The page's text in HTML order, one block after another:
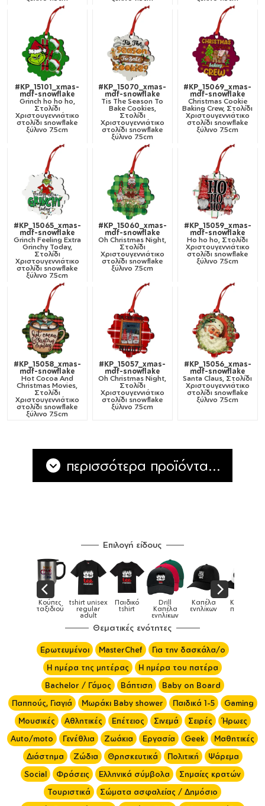
#KP_15101_xmas-
mdf-snowflake
Grinch ho ho ho,
Στολίδι
Χριστουγεννιάτικο
στολίδι snowflake
ξύλινο 7.5cm
#KP_15070_xmas-
mdf-snowflake
Tis The Season To
Bake Cookies,
Στολίδι
Χριστουγεννιάτικο
στολίδι snowflake
ξύλινο 7.5cm
#KP_15069_xmas-
mdf-snowflake
Christmas Cookie
Baking Crew, Στολίδι
Χριστουγεννιάτικο
στολίδι snowflake
ξύλινο 7.5cm
#KP_15065_xmas-
mdf-snowflake
Grinch Feeling Extra
Grinchy Today,
Στολίδι
Χριστουγεννιάτικο
στολίδι snowflake
ξύλινο 7.5cm
#KP_15060_xmas-
mdf-snowflake
Oh Christmas Night,
Στολίδι
Χριστουγεννιάτικο
στολίδι snowflake
ξύλινο 7.5cm
#KP_15059_xmas-
mdf-snowflake
Ho ho ho, Στολίδι
Χριστουγεννιάτικο
στολίδι snowflake
ξύλινο 7.5cm
#KP_15058_xmas-
mdf-snowflake
Hot Cocoa And
Christmas Movies,
Στολίδι
Χριστουγεννιάτικο
στολίδι snowflake
ξύλινο 7.5cm
#KP_15057_xmas-
mdf-snowflake
Oh Christmas Night,
Στολίδι
Χριστουγεννιάτικο
στολίδι snowflake
ξύλινο 7.5cm
#KP_15056_xmas-
mdf-snowflake
Santa Claus, Στολίδι
Χριστουγεννιάτικο
στολίδι snowflake
ξύλινο 7.5cm
περισσότερα προϊόντα...
Επιλογή είδους
Κούπες
ταξιδιού
tshirt unisex
regular
Παιδικό
tshirt
Drill
Καπέλα
ενηλίκων
Καπέλα
ενηλίκων
Καπέλα
παιδικά
Θεματικές ενότητες
Ερωτευμένοι MasterChef
Για την δασκάλα/ο
Η ημέρα της μητέρας
Η ημέρα του πατέρα
Bachelor / Γάμος
Βάπτιση
Baby on Board
Παππούς, Γιαγιά
Μωράκι Baby shower Παιδικά 1-5
Gaming
Μουσικές
Αθλητικές Επέτειος Σινεμά Σειρές
Ήρωες
Auto/moto
Γενέθλια Ζωάκια Εργασία Geek
Μαθητικές
Διάστημα
Ζώδια Θρησκευτικά Πολιτική
Ψάρεμα
Social
Φράσεις Ελληνικά σύμβολα
Σημαίες κρατών
Τουριστικά
Σώματα ασφαλείας / Δημόσιο